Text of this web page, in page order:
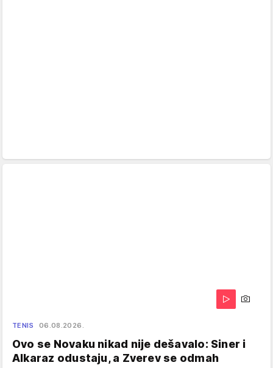
TENIS 06.08.2026.
Ovo se Novaku nikad nije dešavalo: Siner i
Alkaraz odustaju, a Zverev se odmah